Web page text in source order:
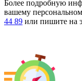
Более подробную
вашему
44 89 или пишите на